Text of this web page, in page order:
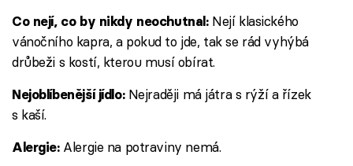
Co nejí, co by nikdy neochutnal: Nejí klasického
vánočního kapra, a pokud to jde, tak se rád vyhýbá
drůbeži s kostí, kterou musí obírat.
Nejoblíbenější jídlo: Nejraději má játra s rýží a řízek
s kaší.
Alergie: Alergie na potraviny nemá.